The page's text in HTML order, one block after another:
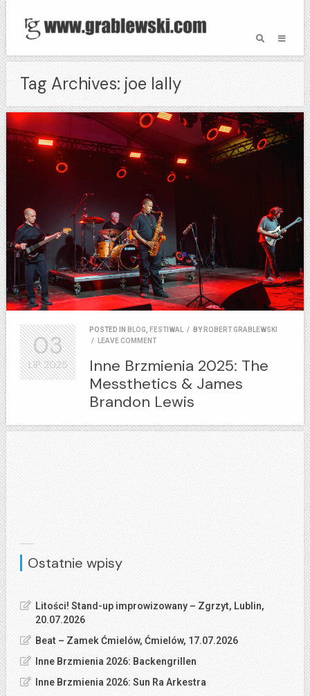
Tag Archives: joe lally
POSTED IN BLOG FESTIWAL / BY ROBERT GRABLEWSKI
/
LEAVE COMMENT
Inne Brzmienia 2025: The
Messthetics & James
Brandon Lewis
03
LIP2025
Ostatnie wpisy
Litości! Stand-up improwizowany – Zgrzyt, Lublin,
20.07.2026
Beat – Zamek Ćmielów, Ćmielów, 17.07.2026
Inne Brzmienia 2026: Backengrillen
Inne Brzmienia 2026: Sun Ra Arkestra